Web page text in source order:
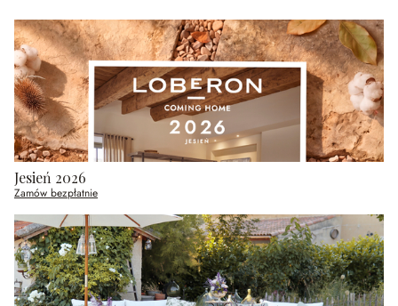
Jesień 2026
Zamów bezpłatnie